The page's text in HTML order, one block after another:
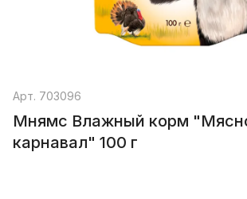
Арт. 703096
Мнямс Влажный корм
карнавал" 100 г